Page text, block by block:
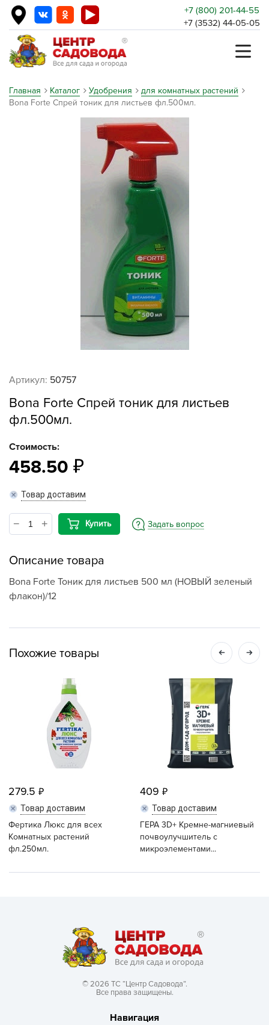
+7 (800) 201-44-55
+7 (3532) 44-05-05
Главная Каталог Удобрения
для комнатных растений
Bona Forte Спрей тоник для листьев фл.500мл.
Артикул: 50757
Bona Forte Спрей тоник для листьев
фл.500мл.
Стоимость:
458.50
Товар доставим
Купить Задать вопрос
Описание товара
Bona Forte Тоник для листьев 500 мл (НОВЫЙ зеленый
флакон)/12
Похожие товары
279.5
Товар доставим
Фертика Люкс для всех
Комнатных растений
фл.250мл.
409
Товар доставим
ГЕРА 3D+ Кремне-магниевый
почвоулучшитель с
микроэлементами...
© 2026 ТС “Центр Садовода”.
Все права защищены.
Навигация